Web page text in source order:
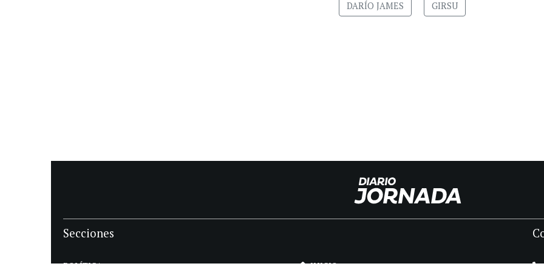
DARÍO JAMES GIRSU
Secciones
POLÍTICA INICIO